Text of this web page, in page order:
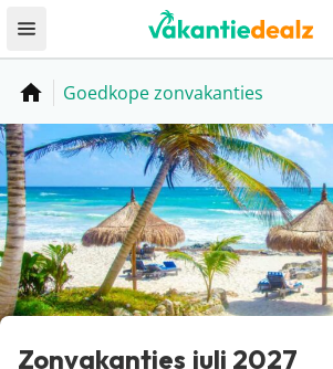
Open menu
Home
Goedkope zonvakanties
Zonvakanties juli 2027